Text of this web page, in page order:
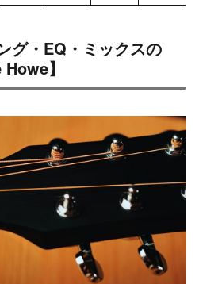
グ・EQ・ミックスの
】